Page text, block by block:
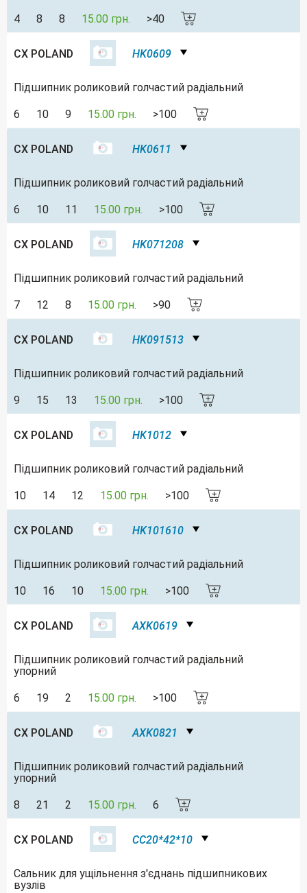
4 8 8 15.00 грн. >40
CX POLAND HK0609
Підшипник роликовий голчастий радіальний
6 10 9 15.00 грн. >100
CX POLAND HK0611
Підшипник роликовий голчастий радіальний
6 10 11 15.00 грн. >100
CX POLAND HK071208
Підшипник роликовий голчастий радіальний
7 12 8 15.00 грн. >90
CX POLAND HK091513
Підшипник роликовий голчастий радіальний
9 15 13 15.00 грн. >100
CX POLAND HK1012
Підшипник роликовий голчастий радіальний
10 14 12 15.00 грн. >100
CX POLAND HK101610
Підшипник роликовий голчастий радіальний
10 16 10 15.00 грн. >100
CX POLAND AXK0619
Підшипник роликовий голчастий радіальний
упорний
6 19 2 15.00 грн. >100
CX POLAND AXK0821
Підшипник роликовий голчастий радіальний
упорний
8 21 2 15.00 грн. 6
CX POLAND CC20*42*10
Сальник для ущільнення з'єднань підшипникових
вузлів